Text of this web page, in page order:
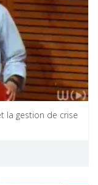
la gestion de crise